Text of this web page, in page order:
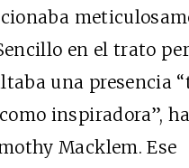
en el trato
una presencia
inspiradora”, ha
Macklem. Ese